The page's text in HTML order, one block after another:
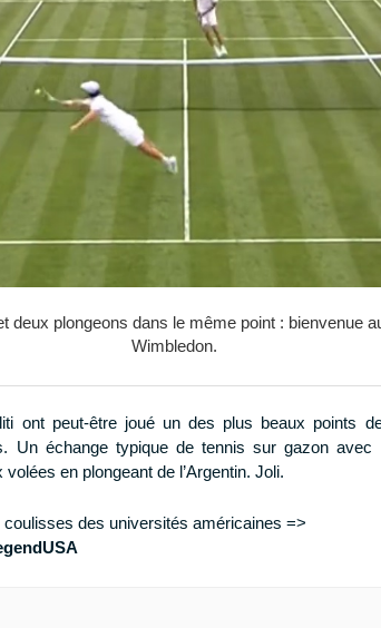
deux plongeons dans le même point : bienvenue
Wimbledon.
ont peut-être joué un des plus beaux points
Un échange typique de tennis sur gazon
en plongeant de l’Argentin. Joli.
des universités américaines =>